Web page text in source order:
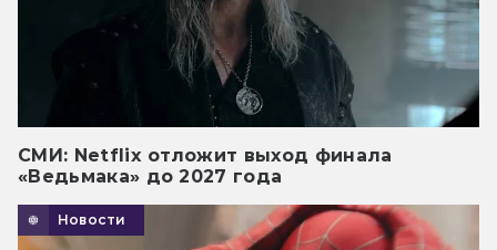
СМИ: Netflix отложит выход финала
«Ведьмака» до 2027 года
Новости